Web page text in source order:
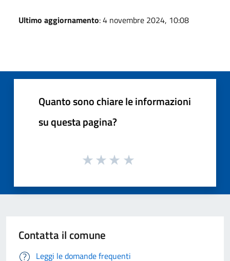
Ultimo aggiornamento: 4 novembre 2024, 10:08
Quanto sono chiare le informazioni
su questa pagina?
Contatta il comune
Leggi le domande frequenti